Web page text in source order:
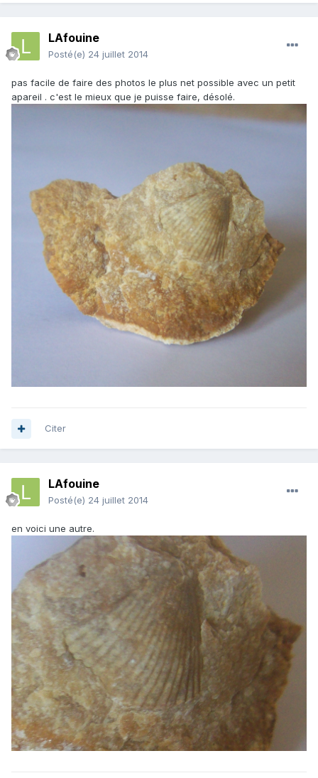
LAfouine
Posté(e) 24 juillet 2014
pas facile de faire des photos le plus net possible avec un petit
apareil . c'est le mieux que je puisse faire, désolé.
Citer
LAfouine
Posté(e) 24 juillet 2014
en voici une autre.